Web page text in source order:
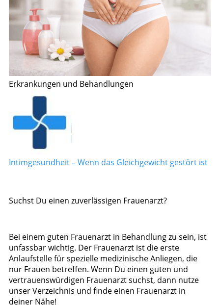
Erkrankungen und Behandlungen
Intimgesundheit – Wenn das Gleichgewicht gestört ist
Suchst Du einen zuverlässigen Frauenarzt?
Bei einem guten Frauenarzt in Behandlung zu sein, ist
unfassbar wichtig. Der Frauenarzt ist die erste
Anlaufstelle für spezielle medizinische Anliegen, die
nur Frauen betreffen. Wenn Du einen guten und
vertrauenswürdigen Frauenarzt suchst, dann nutze
unser Verzeichnis und finde einen Frauenarzt in
deiner Nähe!